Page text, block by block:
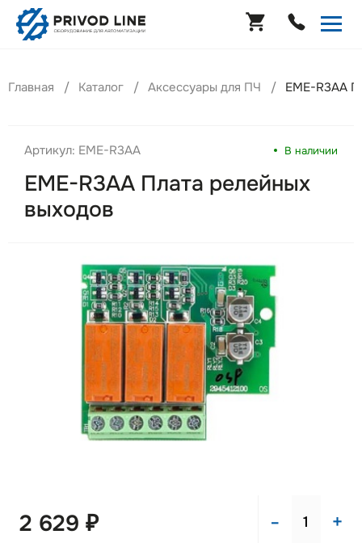
Главная Каталог Аксессуары для ПЧ EME-R3AA
Артикул: EME-R3AA В наличии
EME-R3AA Плата релейных
выходов
2 629 ₽ - +